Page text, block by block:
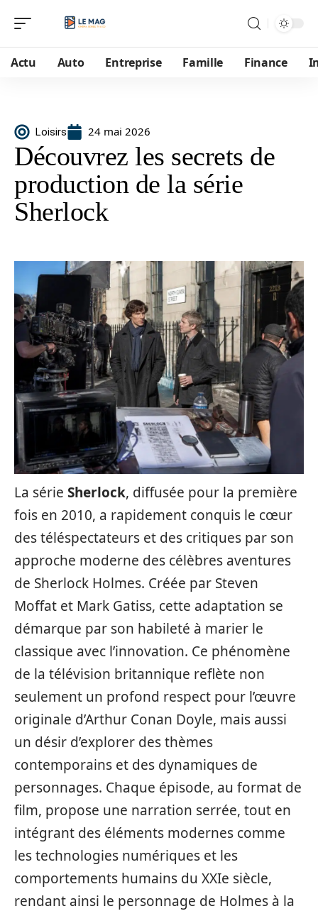
Actu Auto Entreprise Famille Finance
Loisirs 24 mai 2026
Découvrez les secrets de
production de la série
Sherlock
La série Sherlock, diffusée pour la première
fois en 2010, a rapidement conquis le cœur
des téléspectateurs et des critiques par son
approche moderne des célèbres aventures
de Sherlock Holmes. Créée par Steven
Moffat et Mark Gatiss, cette adaptation se
démarque par son habileté à marier le
classique avec l’innovation. Ce phénomène
de la télévision britannique reflète non
seulement un profond respect pour l’œuvre
originale d’Arthur Conan Doyle, mais aussi
un désir d’explorer des thèmes
contemporains et des dynamiques de
personnages. Chaque épisode, au format de
film, propose une narration serrée, tout en
intégrant des éléments modernes comme
les technologies numériques et les
comportements humains du XXIe siècle,
rendant ainsi le personnage de Holmes à la